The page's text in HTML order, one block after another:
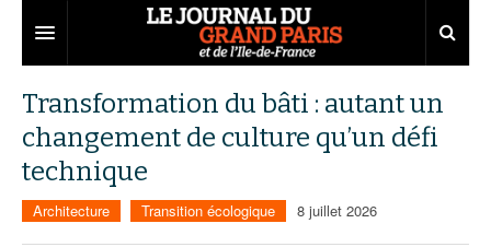
Territoires
Aménagement
Collectivités
Entreprises
Développement économique
Départements
Transformation du bâti : autant un
changement de culture qu’un défi
technique
Architecture Transition écologique 8 juillet 2026